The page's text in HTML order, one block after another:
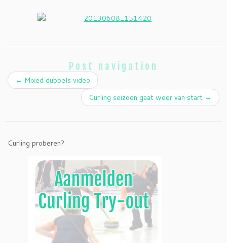
Post navigation
← Mixed dubbels video
Curling seizoen gaat weer van start →
Curling proberen?